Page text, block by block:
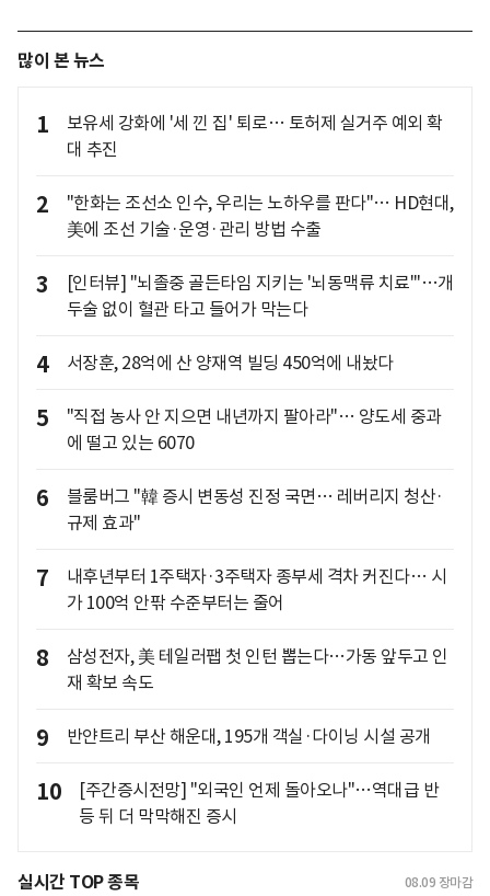
많이 본 뉴스
1
보유세 강화에 '세 낀 집' 퇴로… 토허제 실거주 예외 확
대 추진
2
"한화는 조선소 인수, 우리는 노하우를 판다"… HD현대,
美에 조선 기술·운영·관리 방법 수출
3
[인터뷰] "뇌졸중 골든타임 지키는 '뇌동맥류 치료'"…개
두술 없이 혈관 타고 들어가 막는다
4 서장훈, 28억에 산 양재역 빌딩 450억에 내놨다
5
"직접 농사 안 지으면 내년까지 팔아라"… 양도세 중과
에 떨고 있는 6070
6
블룸버그 "韓 증시 변동성 진정 국면… 레버리지 청산·
규제 효과"
7
내후년부터 1주택자·3주택자 종부세 격차 커진다… 시
가 100억 안팎 수준부터는 줄어
8
삼성전자, 美 테일러팹 첫 인턴 뽑는다…가동 앞두고 인
재 확보 속도
9 반얀트리 부산 해운대, 195개 객실·다이닝 시설 공개
10
[주간증시전망] "외국인 언제 돌아오나"…역대급 반
등 뒤 더 막막해진 증시
실시간 TOP 종목 08.09 장마감